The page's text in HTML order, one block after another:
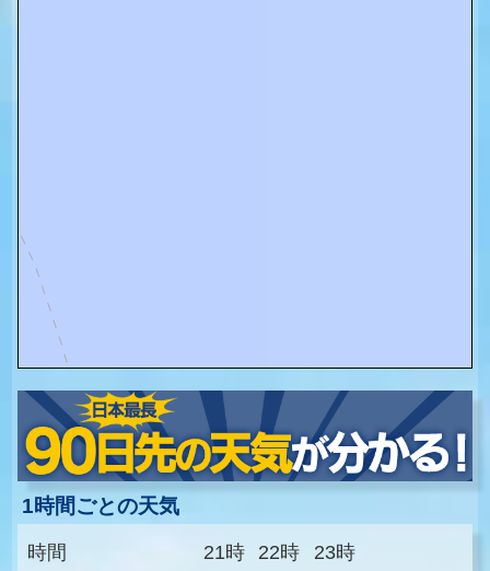
1時間ごとの天気
時間
21時 22時 23時